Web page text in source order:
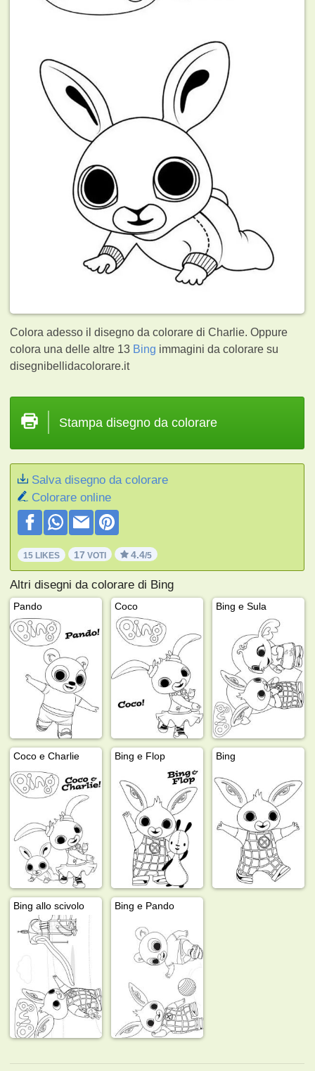
Colora adesso il disegno da colorare di Charlie. Oppure
colora una delle altre 13 Bing immagini da colorare su
disegnibellidacolorare.it
Stampa disegno da colorare
Salva disegno da colorare
Colorare online
15 LIKES 17 VOTI 4.4/5
Altri disegni da colorare di Bing
Pando Coco Bing e Sula
Coco e Charlie Bing e Flop Bing
Bing allo scivolo Bing e Pando